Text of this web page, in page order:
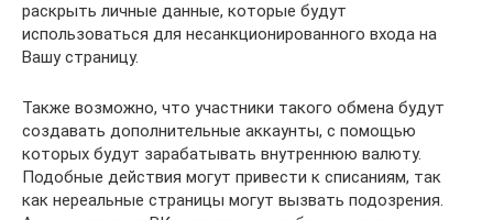
раскрыть личные данные, которые будут
использоваться для несанкционированного входа на
Вашу страницу.
Также возможно, что участники такого обмена будут
создавать дополнительные аккаунты, с помощью
которых будут зарабатывать внутреннюю валюту.
Подобные действия могут привести к списаниям, так
как нереальные страницы могут вызвать подозрения.